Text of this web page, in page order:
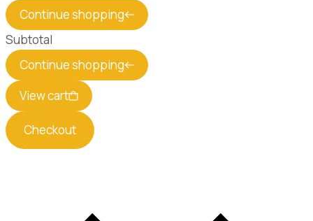
Continue shopping
Subtotal
Continue shopping
View cart
Checkout